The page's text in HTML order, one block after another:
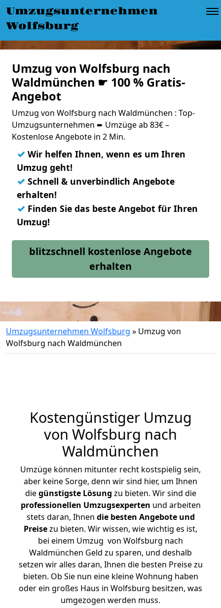
Umzugsunternehmen
Wolfsburg
Umzug von Wolfsburg nach
Waldmünchen ☛ 100 % Gratis-
Angebot
Umzug von Wolfsburg nach Waldmünchen : Top-
Umzugsunternehmen ➨ Umzüge ab 83€ –
Kostenlose Angebote in 2 Min.
✓ Wir helfen Ihnen, wenn es um Ihren
Umzug geht!
✓ Schnell & unverbindlich Angebote
erhalten!
✓ Finden Sie das beste Angebot für Ihren
Umzug!
blitzschnell kostenlose Angebote
erhalten
Umzugsunternehmen Wolfsburg » Umzug von
Wolfsburg nach Waldmünchen
Kostengünstiger Umzug
von Wolfsburg nach
Waldmünchen
Umzüge können mitunter recht kostspielig sein,
aber keine Sorge, denn wir sind hier, um Ihnen
diegünstigste Lösung zu bieten. Wir sind die
professionellen Umzugsexperten und arbeiten
stets daran, Ihnen die besten Angebote und
Preisezu bieten. Wir wissen, wie wichtig es ist,
bei einem Umzug von Wolfsburg nach
Waldmünchen Geld zu sparen, und deshalb
setzen wir alles daran, Ihnen die besten Preise zu
bieten. Ob Sie nun eine kleine Wohnung haben
oder ein großes Haus in Wolfsburg besitzen, was
umgezogen werden muss.